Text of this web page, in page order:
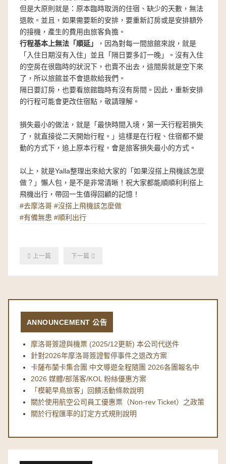
但是大原則就是：原本臨時取消的住宿、缺少的天數，無法
退款。並且，如果需要新的安排，要重新訂房或是安排額外
的接機，產生的費用由旅客負擔。
行程基本上無法「順延」
，因為對每一間旅館來說，就是
「入住日期沒有入住」並且「隔日要多訂一晚」。沒有入住
的空房在很臨時的狀況下，也賣不出去，這間房就是空下來
了，所以旅館並不會退款給我們。
隔日要訂房，也要看旅館臨時有沒有房間。因此，重新安排
的行程可能會更改住宿點，敬請理解。
損失最小的做法，就是「最快時間入境，第一天行程若損失
了，就直接從二天開始行程。」這樣是在行程、住宿都不變
動的方式下，追上原本行程，會是旅客損失最小的方式。
以上，就是Yalla整理出來給大家的「如果沒搭上飛機該怎麼
做？」懶人包，是不是非常清晰！祝大家都能順順利利搭上
飛機出行，帶回一生值得回顧的記憶！
#去摩洛哥 #沒搭上飛機該怎麼做
#有備無患 #順利出行
上一篇 下一篇
ANNOUNCEMENT 公告
摩洛哥簽證與機票 (2025/12更新) 本公司代送件
針對2026年摩洛哥簽證暫停事件之退改方案
卡薩布蘭卡集合團 中文導遊全程隨團 2026各團報名中
2026 媒體/部落客/KOL 粉絲優惠方案
「模範早鳥旅客」回饋活動條款說明
關於使用航空公司員工優惠票（Non-rev Ticket）之政策
關於行程匯率的訂定方式規則說明